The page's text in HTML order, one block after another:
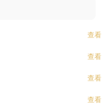
查看
查看
查看
查看